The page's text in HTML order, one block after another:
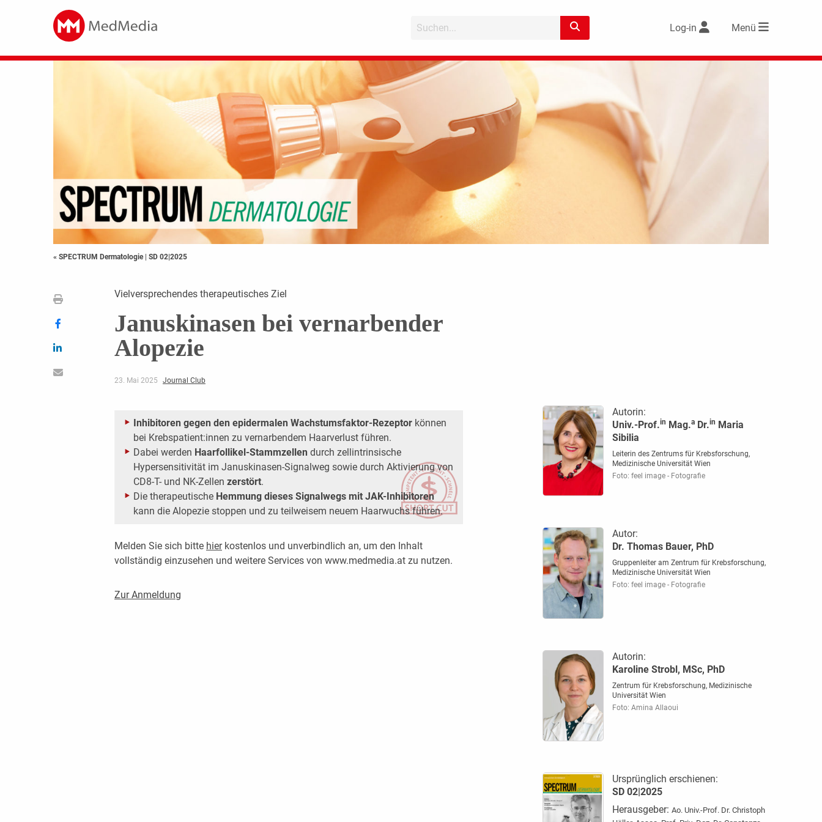
Log-in Menü
« SPECTRUM Dermatologie | SD 02|2025
Vielversprechendes therapeutisches Ziel
Januskinasen bei vernarbender
Alopezie
23. Mai 2025 Journal Club
Inhibitoren gegen den epidermalen Wachstumsfaktor-Rezeptorkönnen
bei Krebspatient:innen zu vernarbendem Haarverlust führen.
Dabei werden Haarfollikel-Stammzellen durch zellintrinsische
Hypersensitivität im Januskinasen-Signalweg sowie durch Aktivierung von
CD8-T- und NK-Zellen zerstört.
Die therapeutische Hemmung dieses Signalwegs mit JAK-Inhibitoren
kann die Alopezie stoppen und zu teilweisem neuem Haarwuchs führen.
Melden Sie sich bitte hierkostenlos und unverbindlich an, um den Inhalt
vollständig einzusehen und weitere Services von www.medmedia.at zu nutzen.
Zur Anmeldung
Autorin:
Univ.-Prof.in Mag.aDr.in Maria
Sibilia
Leiterin des Zentrums für Krebsforschung,
Medizinische Universität Wien
Foto: feel image - Fotografie
Autor:
Dr. Thomas Bauer, PhD
Gruppenleiter am Zentrum für Krebsforschung,
Medizinische Universität Wien
Foto: feel image - Fotografie
Autorin:
Karoline Strobl, MSc, PhD
Zentrum für Krebsforschung, Medizinische
Universität Wien
Foto: Amina Allaoui
Ursprünglich erschienen:
SD 02|2025
Herausgeber: Ao. Univ.-Prof. Dr. Christoph